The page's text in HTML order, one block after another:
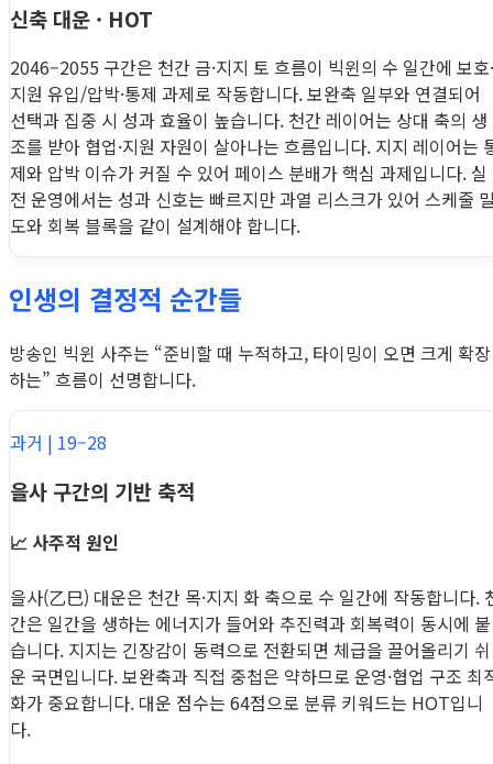
신축 대운 · HOT
2046–2055 구간은 천간 금·지지 토 흐름이 빅윈의 수 일간에 보호·
지원 유입/압박·통제 과제로 작동합니다. 보완축 일부와 연결되어
선택과 집중 시 성과 효율이 높습니다. 천간 레이어는 상대 축의 생
조를 받아 협업·지원 자원이 살아나는 흐름입니다. 지지 레이어는
제와 압박 이슈가 커질 수 있어 페이스 분배가 핵심 과제입니다. 실
전 운영에서는 성과 신호는 빠르지만 과열 리스크가 있어 스케줄
도와 회복 블록을 같이 설계해야 합니다.
인생의 결정적 순간들
방송인 빅윈 사주는 “준비할 때 누적하고, 타이밍이 오면 크게 확장
하는” 흐름이 선명합니다.
과거 | 19–28
을사 구간의 기반 축적
📈 사주적 원인
을사(乙巳) 대운은 천간 목·지지 화 축으로 수 일간에 작동합니다.
간은 일간을 생하는 에너지가 들어와 추진력과 회복력이 동시에 붙
습니다. 지지는 긴장감이 동력으로 전환되면 체급을 끌어올리기 쉬
운 국면입니다. 보완축과 직접 중첩은 약하므로 운영·협업 구조 최
화가 중요합니다. 대운 점수는 64점으로 분류 키워드는 HOT입니
다.